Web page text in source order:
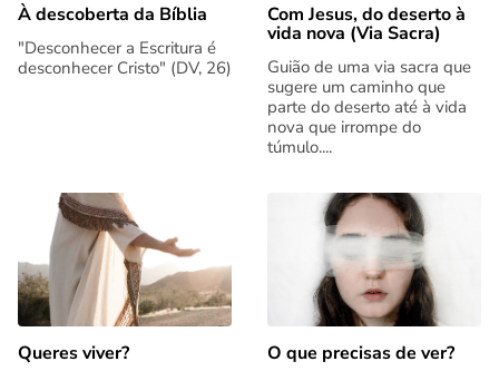
À descoberta da Bíblia
"Desconhecer a Escritura é
desconhecer Cristo" (DV, 26)
Com Jesus, do deserto à
vida nova (Via Sacra)
Guião de uma via sacra que
sugere um caminho que
parte do deserto até à vida
nova que irrompe do
túmulo....
Queres viver? O que precisas de ver?